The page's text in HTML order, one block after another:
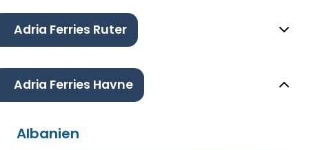
Adria Ferries Ruter
Adria Ferries Havne
Albanien